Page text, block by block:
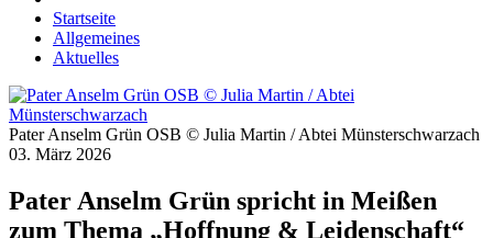
Startseite
Allgemeines
Aktuelles
Pater Anselm Grün OSB © Julia Martin / Abtei Münsterschwarzach
03. März 2026
Pater Anselm Grün spricht in Meißen
zum Thema „Hoffnung & Leidenschaft“